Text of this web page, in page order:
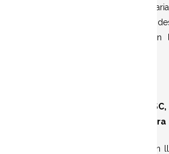
pel·lícules, i que els
pensar en la guerra que s’hi
de fa cinquanta anys ni en
(2023,
Fuentes i Guillermo Carrera
Branca visita el seu avi en un